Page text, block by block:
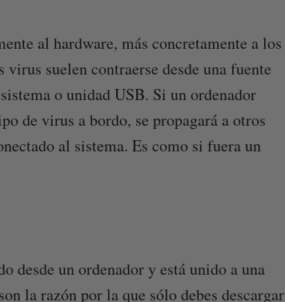
al hardware, más concretamente a los
suelen contraerse desde una fuente
o unidad USB. Si un ordenador
de virus a bordo, se propagará a otros
al sistema. Es como si fuera un
desde un ordenador y está unido a una
la razón por la que sólo debes descargar